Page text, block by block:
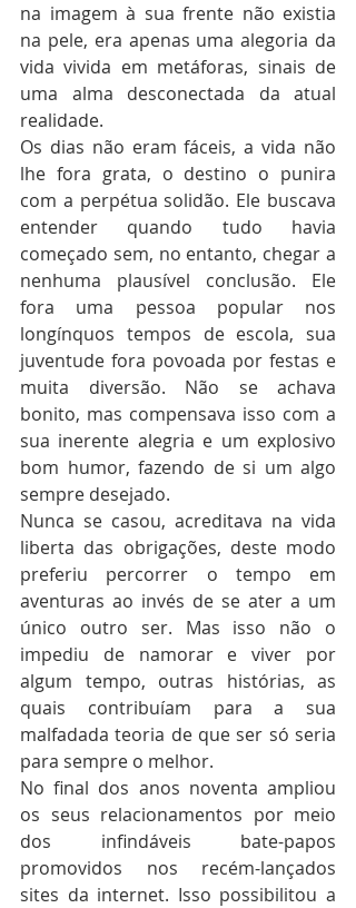
na imagem à sua frente não existia
na pele, era apenas uma alegoria da
vida vivida em metáforas, sinais de
uma alma desconectada da atual
realidade.
Os dias não eram fáceis, a vida não
lhe fora grata, o destino o punira
com a perpétua solidão. Ele buscava
entender quando tudo havia
começado sem, no entanto, chegar a
nenhuma plausível conclusão. Ele
fora uma pessoa popular nos
longínquos tempos de escola, sua
juventude fora povoada por festas e
muita diversão. Não se achava
bonito, mas compensava isso com a
sua inerente alegria e um explosivo
bom humor, fazendo de si um algo
sempre desejado.
Nunca se casou, acreditava na vida
liberta das obrigações, deste modo
preferiu percorrer o tempo em
aventuras ao invés de se ater a um
único outro ser. Mas isso não o
impediu de namorar e viver por
algum tempo, outras histórias, as
quais contribuíam para a sua
malfadada teoria de que ser só seria
para sempre o melhor.
No final dos anos noventa ampliou
os seus relacionamentos por meio
dos infindáveis bate-papos
promovidos nos recém-lançados
sites da internet. Isso possibilitou a